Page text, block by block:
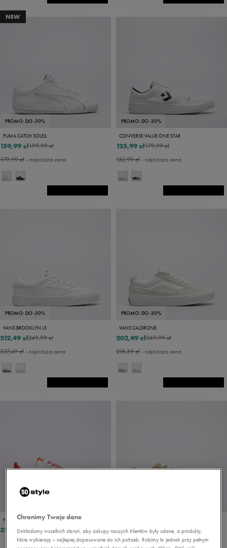
NEW
PROMO: DO -30%
PUMA CATCH SOLEIL
199,99 zł
159,99 zł
179,99 zł- najniższa cena
PROMO: DO -30%
CONVERSE VALUE ONE STAR
179,99 zł
125,99 zł
132,99 zł- najniższa cena
PROMO: DO -30%
VANS BROOKLYN LS
249,99 zł
212,49 zł
237,49 zł- najniższa cena
PROMO: DO -30%
VANS CALDRONE
269,99 zł
202,49 zł
218,39 zł- najniższa cena
NIKE W AIR FORCE 1 '07 NEXT NATURE
323,99 zł 269,99 zł
202,49 zł
218,39 zł - najniższa cena
Chronimy Twoje dane
Dokładamy wszelkich starań, aby zakupy naszych Klientów były udane, a produkty,
które wybierają – najlepiej dopasowane do ich potrzeb. Robimy to jednak przy pełnym